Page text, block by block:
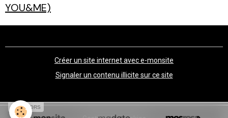
YOU&ME)
Créer un site internet avec e-monsite
Signaler un contenu illicite sur ce site
SPONSORS